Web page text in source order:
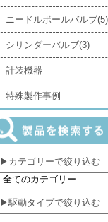
ニードルボールバルブ(5)
シリンダーバルブ(3)
計装機器
特殊製作事例
▶カテゴリーで絞り込む
▶駆動タイプで絞り込む